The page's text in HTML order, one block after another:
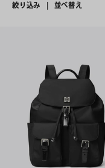
絞り込み 並べ替え